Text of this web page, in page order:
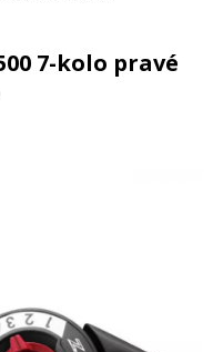
7-kolo pravé